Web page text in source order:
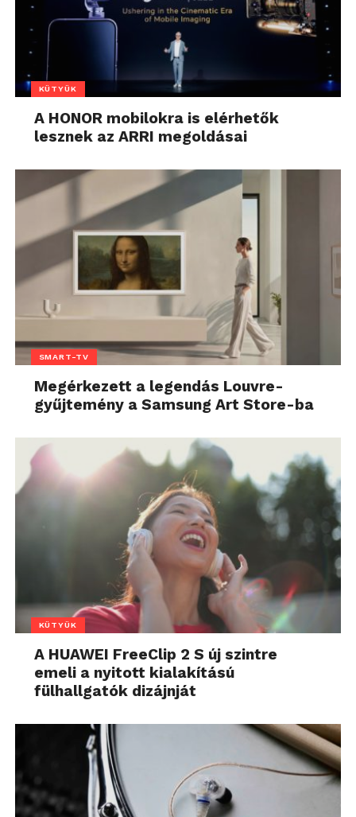
KÜTYÜK
A HONOR mobilokra is elérhetők
lesznek az ARRI megoldásai
SMART-TV
Megérkezett a legendás Louvre-
gyűjtemény a Samsung Art Store-ba
KÜTYÜK
A HUAWEI FreeClip 2 S új szintre
emeli a nyitott kialakítású
fülhallgatók dizájnját